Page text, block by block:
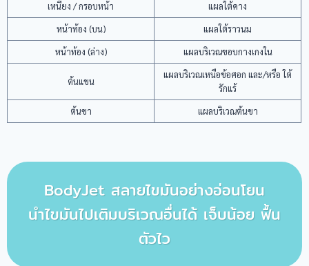
เหนียง / กรอบหน้า
แผลใต้คาง
หน้าท้อง (บน)
แผลใต้ราวนม
หน้าท้อง (ล่าง)
แผลบริเวณขอบกางเกงใน
ต้นแขน
แผลบริเวณเหนือข้อศอก และ/หรือ ใต้
รักแร้
ต้นขา
แผลบริเวณต้นขา
BodyJet สลายไขมันอย่างอ่อนโยน
นำไขมันไปเติมบริเวณอื่นได้ เจ็บน้อย ฟื้น
ตัวไว